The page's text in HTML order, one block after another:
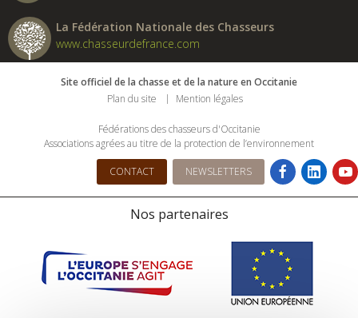
La Fédération Nationale des Chasseurs
www.chasseurdefrance.com
Site officiel de la chasse et de la nature en Occitanie
Plan du site
Mention légales
Fédérations des chasseurs d'Occitanie
Associations agrées au titre de la protection de l’environnement
CONTACT NEWSLETTERS
Nos partenaires